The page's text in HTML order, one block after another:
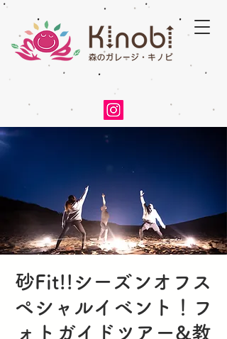
砂Fit!!シーズンオフス
ペシャルイベント！フ
ォトガイドツアー&教